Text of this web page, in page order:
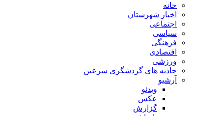
خانه
اخبار شهرستان
اجتماعی
سیاسی
فرهنگی
اقتصادی
ورزشی
جاذبه های گردشگری سرعین
آرشیو
ویدئو
عکس
گزارش